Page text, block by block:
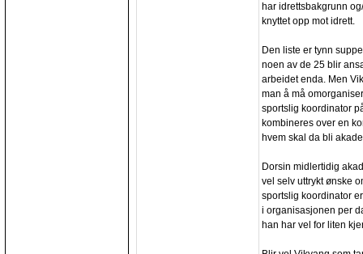
har idrettsbakgrunn
knyttet opp mot idrett.
Den liste er tynn
noen av de 25 blir
arbeidet enda. Men
man å må
sportslig koordinator
kombineres over en
hvem skal da bli
Dorsin midlertidig
vel selv uttrykt ønske
sportslig koordinator
i organisasjonen per
han har vel for liten